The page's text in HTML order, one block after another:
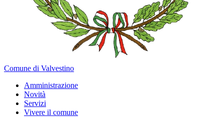
Comune di Valvestino
Amministrazione
Novità
Servizi
Vivere il comune